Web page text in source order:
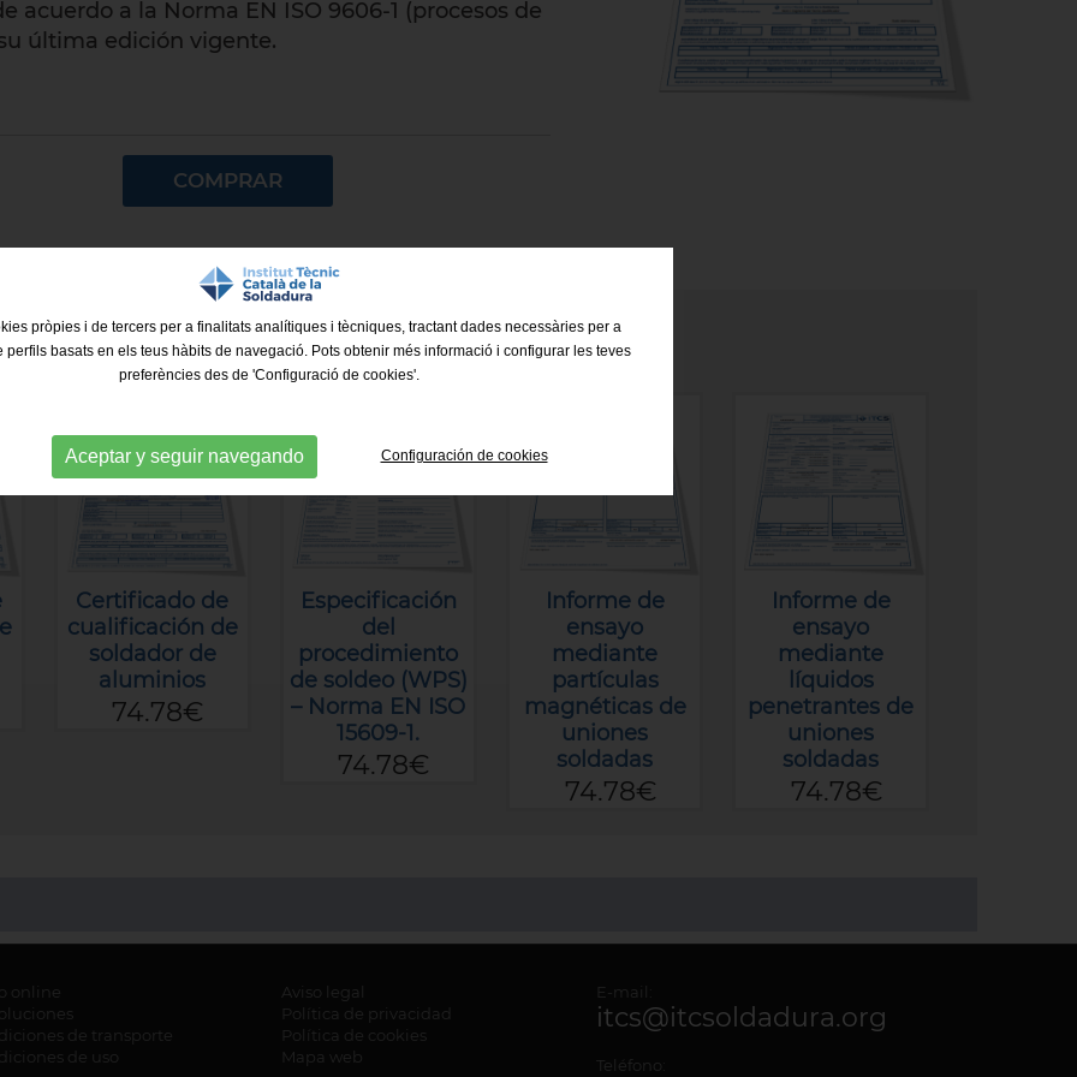
a la Norma EN ISO 9606-1 (procesos de
última edición vigente.
COMPRAR
Certificado de
cualificación de
soldador de
aluminios
74.78€
Especificación
del
procedimiento
de soldeo (WPS)
– Norma EN ISO
15609-1.
74.78€
Informe de
ensayo
mediante
partículas
magnéticas de
uniones
soldadas
74.78€
Informe de
ensayo
mediante
líquidos
penetrantes de
uniones
soldadas
74.78€
online
de transporte
de uso
Aviso legal
Política de privacidad
Política de cookies
Mapa web
E-mail:
itcs@itcsoldadura.org
Teléfono:
pròpies i de tercers per a finalitats analítiques i tècniques, tractant dades necessàries per a
perfils basats en els teus hàbits de navegació. Pots obtenir més informació i configurar les teves
preferències des de 'Configuració de cookies'.
Aceptar y seguir navegando Configuración de cookies